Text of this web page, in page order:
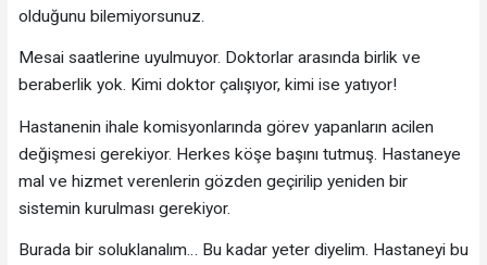
olduğunu bilemiyorsunuz.
Mesai saatlerine uyulmuyor. Doktorlar arasında birlik ve
beraberlik yok. Kimi doktor çalışıyor, kimi ise yatıyor!
Hastanenin ihale komisyonlarında görev yapanların acilen
değişmesi gerekiyor. Herkes köşe başını tutmuş. Hastaneye
mal ve hizmet verenlerin gözden geçirilip yeniden bir
sistemin kurulması gerekiyor.
Burada bir soluklanalım… Bu kadar yeter diyelim. Hastaneyi bu